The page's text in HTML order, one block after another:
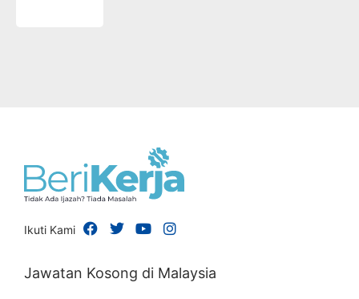
Ikuti Kami
Jawatan Kosong di Malaysia